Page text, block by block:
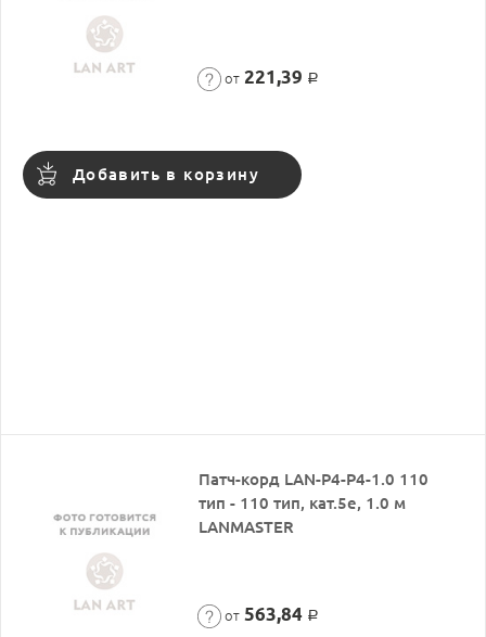
от 221,39 Р
Добавить в корзину
Патч-корд LAN-P4-P4-1.0 110
тип - 110 тип, кат.5e, 1.0 м
LANMASTER
от 563,84 Р